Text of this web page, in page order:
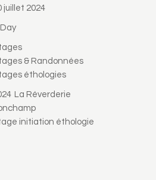
juillet 2024
& Randonnées
éthologies
La Réverderie
initiation éthologie